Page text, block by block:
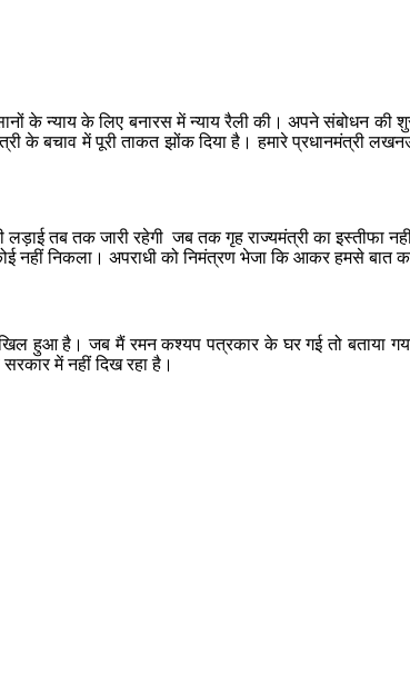
के न्याय के लिए बनारस में न्याय रैली की। अपने संबोधन की
के बचाव में पूरी ताकत झोंक दिया है। हमारे
तब तक जारी रहेगी जब तक गृह राज्यमंत्री का इस्तीफा
निकला। अपराधी को निमंत्रण भेजा कि आकर हमसे बात
हुआ है। जब मैं रमन कश्यप पत्रकार के घर गई तो बताया
में नहीं दिख रहा है।